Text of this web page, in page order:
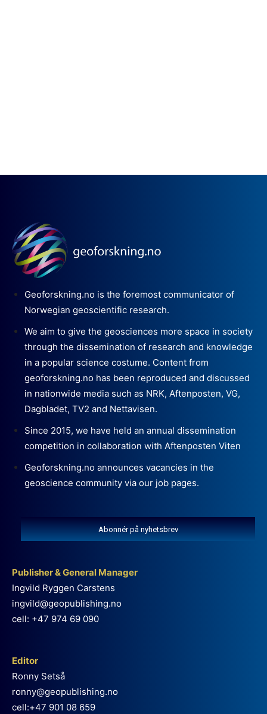
Geoforskning.no is the foremost communicator of
Norwegian geoscientific research.
We aim to give the geosciences more space in society
through the dissemination of research and knowledge
in a popular science costume. Content from
geoforskning.no has been reproduced and discussed
in nationwide media such as NRK, Aftenposten, VG,
Dagbladet, TV2 and Nettavisen.
Since 2015, we have held an annual dissemination
competition in collaboration with Aftenposten Viten
Geoforskning.no announces vacancies in the
geoscience community via our job pages.
Abonnér på nyhetsbrev
Publisher & General Manager
Ingvild Ryggen Carstens
ingvild@geopublishing.no
cell: +47 974 69 090
Editor
Ronny Setså
ronny@geopublishing.no
cell:+47 901 08 659